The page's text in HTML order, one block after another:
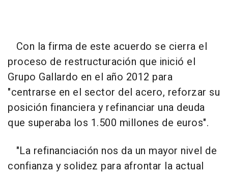
Con la firma de este acuerdo se cierra el
proceso de restructuración que inició el
Grupo Gallardo en el año 2012 para
"centrarse en el sector del acero, reforzar su
posición financiera y refinanciar una deuda
que superaba los 1.500 millones de euros".
"La refinanciación nos da un mayor nivel de
confianza y solidez para afrontar la actual